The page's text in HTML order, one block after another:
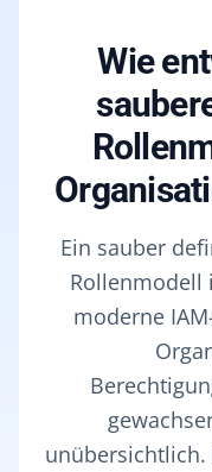
Wie
Ein sauber
Rollenmodell
moderne
unübersichtlich.